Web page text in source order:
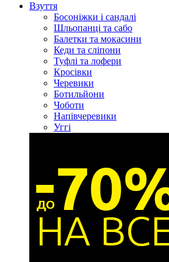
Взуття
Босоніжки і сандалі
Шльопанці та сабо
Балетки та мокасини
Кеди та сліпони
Туфлі та лофери
Кросівки
Черевики
Ботильйони
Чоботи
Напівчеревики
Уггі